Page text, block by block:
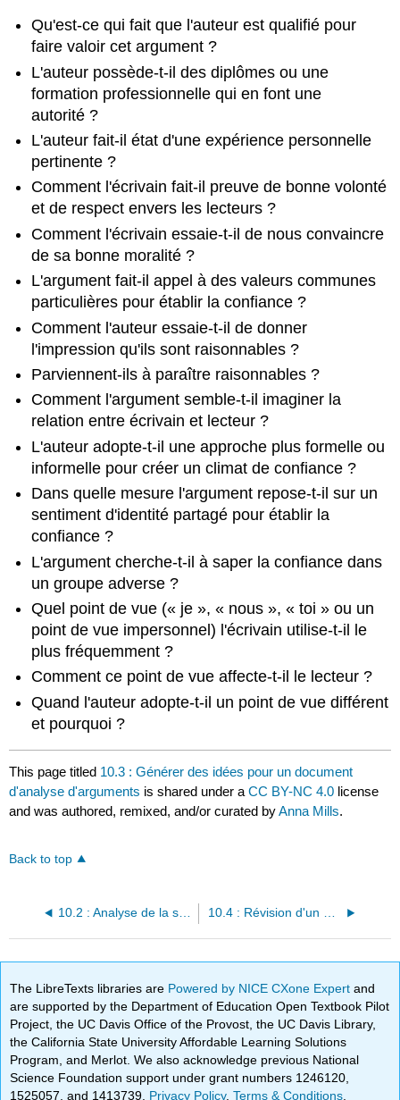
Qu'est-ce qui fait que l'auteur est qualifié pour
faire valoir cet argument ?
L'auteur possède-t-il des diplômes ou une
formation professionnelle qui en font une
autorité ?
L'auteur fait-il état d'une expérience personnelle
pertinente ?
Comment l'écrivain fait-il preuve de bonne volonté
et de respect envers les lecteurs ?
Comment l'écrivain essaie-t-il de nous convaincre
de sa bonne moralité ?
L'argument fait-il appel à des valeurs communes
particulières pour établir la confiance ?
Comment l'auteur essaie-t-il de donner
l'impression qu'ils sont raisonnables ?
Parviennent-ils à paraître raisonnables ?
Comment l'argument semble-t-il imaginer la
relation entre écrivain et lecteur ?
L'auteur adopte-t-il une approche plus formelle ou
informelle pour créer un climat de confiance ?
Dans quelle mesure l'argument repose-t-il sur un
sentiment d'identité partagé pour établir la
confiance ?
L'argument cherche-t-il à saper la confiance dans
un groupe adverse ?
Quel point de vue (« je », « nous », « toi » ou un
point de vue impersonnel) l'écrivain utilise-t-il le
plus fréquemment ?
Comment ce point de vue affecte-t-il le lecteur ?
Quand l'auteur adopte-t-il un point de vue différent
et pourquoi ?
This page titled 10.3 : Générer des idées pour un document
d'analyse d'arguments is shared under aCC BY-NC 4.0 license
and was authored, remixed, and/or curated byAnna Mills.
Back to top
10.2 : Analyse de la situation d'un argument (Kairos, ou situation rhétorique) 10.4 : Révision d'un essai d'analyse d'arguments
The LibreTexts libraries are Powered by NICE CXone Expertand
are supported by the Department of Education Open Textbook Pilot
Project, the UC Davis Office of the Provost, the UC Davis Library,
the California State University Affordable Learning Solutions
Program, and Merlot. We also acknowledge previous National
Science Foundation support under grant numbers 1246120,
1525057, and 1413739. Privacy Policy.Terms & Conditions